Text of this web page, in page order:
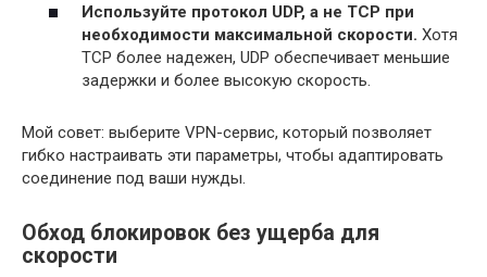
Используйте протокол UDP, а не TCP при
необходимости максимальной скорости. Хотя
TCP более надежен, UDP обеспечивает меньшие
задержки и более высокую скорость.
Мой совет: выберите VPN-сервис, который позволяет
гибко настраивать эти параметры, чтобы адаптировать
соединение под ваши нужды.
Обход блокировок без ущерба для
скорости